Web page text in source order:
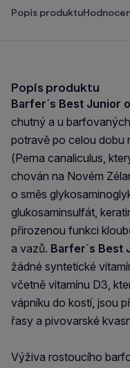
Popis produktu
Popis produktu
Barfer´s Best Junior
chutný a u
potravě po celou dobu
(Perna canaliculus ,
chován na Novém
o směs
glukosaminsulfát,
přirozenou funkci
a vazů. Barfer´s Best
žádné syntetické
včetně vitamínu D3,
vápníku do kostí, jsou
řasy a pivovarské
Výživa rostoucího